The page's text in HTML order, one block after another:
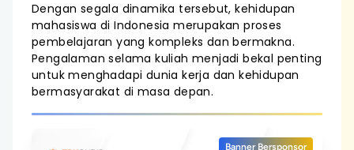
Dengan segala dinamika tersebut, kehidupan
mahasiswa di Indonesia merupakan proses
pembelajaran yang kompleks dan bermakna.
Pengalaman selama kuliah menjadi bekal penting
untuk menghadapi dunia kerja dan kehidupan
bermasyarakat di masa depan.
Banner Bersponsor